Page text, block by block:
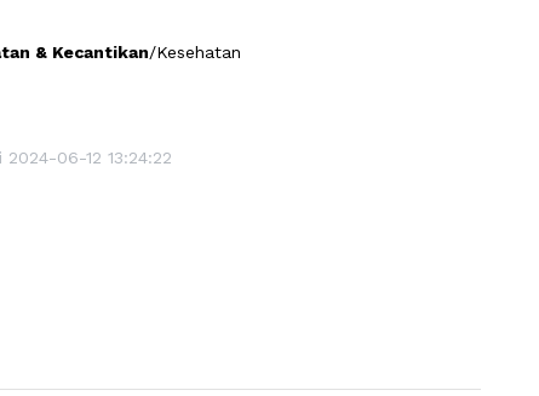
& Kecantikan/Kesehatan
2024-06-12 13:24:22